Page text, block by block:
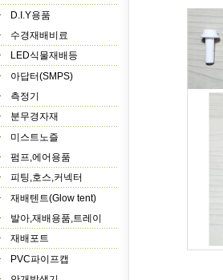
D.I.Y용품
수경재배비료
LED식물재배등
아답터(SMPS)
측정기
분무경자재
미스트노즐
펌프,에어용품
피팅,호스,커넥터
재배텐트(Glow tent)
발아,재배용품,트레이
재배포트
PVC파이프캡